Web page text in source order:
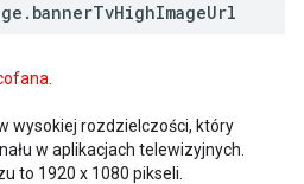
. bannerTvHighImageUrl
wysokiej rozdzielczości, który
w aplikacjach telewizyjnych.
to 1920 x 1080 pikseli.